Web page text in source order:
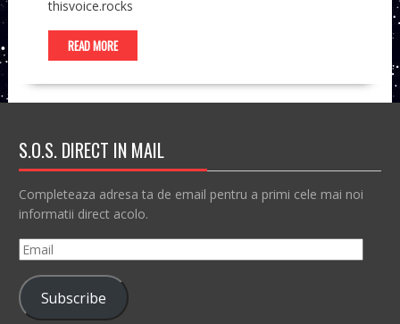
thisvoice.rocks
READ MORE
S.O.S. DIRECT IN MAIL
Completeaza adresa ta de email pentru a primi cele mai noi
informatii direct acolo.
Email
Subscribe